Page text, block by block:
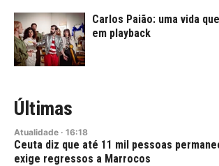
Carlos Paião: uma vida
em playback
Últimas
Atualidade · 16:18
Ceuta diz que até 11 mil pessoas
exige regressos a Marrocos